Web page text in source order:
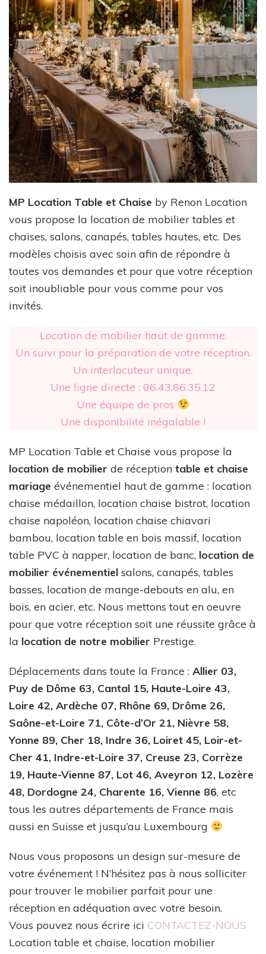
MP Location Table et Chaise by Renon Location
vous propose la location de mobilier tables et
chaises, salons, canapés, tables hautes, etc. Des
modèles choisis avec soin afin de répondre à
toutes vos demandes et pour que votre réception
soit inoubliable pour vous comme pour vos
invités.
Location de mobilier haut de gamme.
Un suivi pour la préparation de votre réception.
Un interlocuteur unique.
Une ligne directe : 06.43.86.35.12
Une équipe de pros
Une disponibilité inégalable !
MP Location Table et Chaise vous propose la
location de mobilier de réception table et chaise
mariage événementiel haut de gamme : location
chaise médaillon, location chaise bistrot, location
chaise napoléon, location chaise chiavari
bambou, location table en bois massif, location
table PVC à napper, location de banc, location de
mobilier événementiel salons, canapés, tables
basses, location de mange-debouts en alu, en
bois, en acier, etc. Nous mettons tout en oeuvre
pour que votre réception soit une réussite grâce à
la location de notre mobilier Prestige.
Déplacements dans toute la France : Allier 03,
Puy de Dôme 63, Cantal 15, Haute-Loire 43,
Loire 42, Ardèche 07, Rhône 69, Drôme 26,
Saône-et-Loire 71, Côte-d’Or 21, Nièvre 58,
Yonne 89, Cher 18, Indre 36, Loiret 45, Loir-et-
Cher 41, Indre-et-Loire 37, Creuse 23, Corrèze
19, Haute-Vienne 87, Lot 46, Aveyron 12, Lozère
48, Dordogne 24, Charente 16, Vienne 86, etc
tous les autres départements de France mais
aussi en Suisse et jusqu’au Luxembourg
Nous vous proposons un design sur-mesure de
votre événement ! N’hésitez pas à nous solliciter
pour trouver le mobilier parfait pour une
réception en adéquation avec votre besoin.
Vous pouvez nous écrire ici CONTACTEZ-NOUS
Location table et chaise, location mobilier